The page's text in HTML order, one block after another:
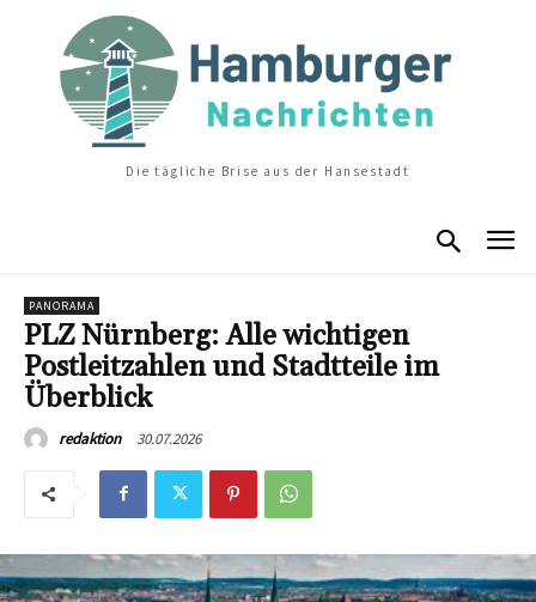
Die tägliche Brise aus der Hansestadt
PANORAMA
PLZ Nürnberg: Alle wichtigen
Postleitzahlen und Stadtteile im
Überblick
redaktion 30.07.2026